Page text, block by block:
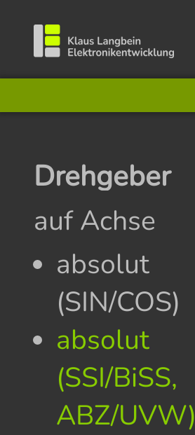
Drehgeber
auf Achse
absolut
(SIN/COS)
absolut
(SSI/BiSS,
ABZ/UVW)